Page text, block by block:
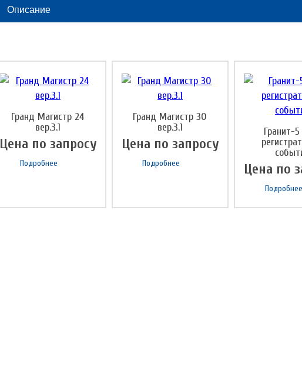
Описание
Гранд Магистр 24
вер.3.1
Цена по запросу
Подробнее
Гранд Магистр 30
вер.3.1
Цена по запросу
Подробнее
Гранит-
Цена по
Подробнее